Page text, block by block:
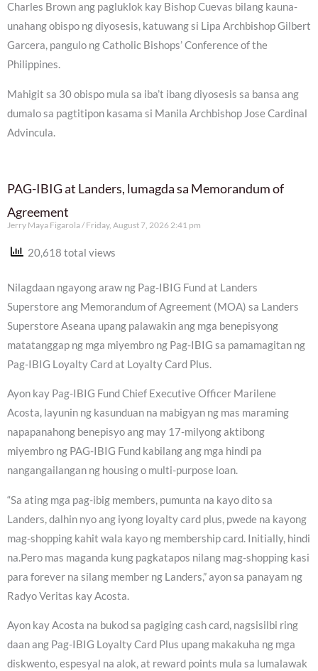
Charles Brown ang pagluklok kay Bishop Cuevas bilang kauna-
unahang obispo ng diyosesis, katuwang si Lipa Archbishop Gilbert
Garcera, pangulo ng Catholic Bishops’ Conference of the
Philippines.
Mahigit sa 30 obispo mula sa iba’t ibang diyosesis sa bansa ang
dumalo sa pagtitipon kasama si Manila Archbishop Jose Cardinal
Advincula.
PAG-IBIG at Landers, lumagda sa Memorandum of
Agreement
Jerry Maya Figarola Friday, August 7, 2026 2:41 pm
20,618 total views
Nilagdaan ngayong araw ng Pag-IBIG Fund at Landers
Superstore ang Memorandum of Agreement (MOA) sa Landers
Superstore Aseana upang palawakin ang mga benepisyong
matatanggap ng mga miyembro ng Pag-IBIG sa pamamagitan ng
Pag-IBIG Loyalty Card at Loyalty Card Plus.
Ayon kay Pag-IBIG Fund Chief Executive Officer Marilene
Acosta, layunin ng kasunduan na mabigyan ng mas maraming
napapanahong benepisyo ang may 17-milyong aktibong
miyembro ng PAG-IBIG Fund kabilang ang mga hindi pa
nangangailangan ng housing o multi-purpose loan.
“Sa ating mga pag-ibig members, pumunta na kayo dito sa
Landers, dalhin nyo ang iyong loyalty card plus, pwede na kayong
mag-shopping kahit wala kayo ng membership card. Initially, hindi
na.Pero mas maganda kung pagkatapos nilang mag-shopping kasi
para forever na silang member ng Landers,” ayon sa panayam ng
Radyo Veritas kay Acosta.
Ayon kay Acosta na bukod sa pagiging cash card, nagsisilbi ring
daan ang Pag-IBIG Loyalty Card Plus upang makakuha ng mga
diskwento, espesyal na alok, at reward points mula sa lumalawak